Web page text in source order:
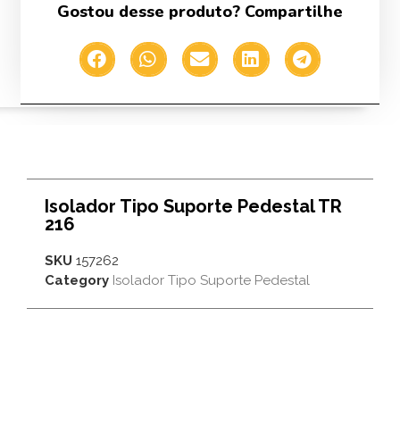
Gostou desse produto? Compartilhe
Isolador Tipo Suporte Pedestal TR
216
SKU 157262
Category Isolador Tipo Suporte Pedestal